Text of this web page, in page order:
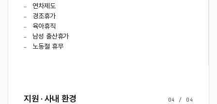
— 연차제도
— 경조휴가
— 육아휴직
— 남성 출산휴가
— 노동절 휴무
지원 · 사내 환경 04 / 04